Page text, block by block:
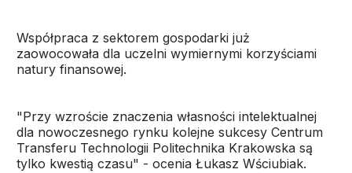
Współpraca z sektorem gospodarki już
zaowocowała dla uczelni wymiernymi korzyściami
natury finansowej.
"Przy wzroście znaczenia własności intelektualnej
dla nowoczesnego rynku kolejne sukcesy Centrum
Transferu Technologii Politechnika Krakowska są
tylko kwestią czasu" - ocenia Łukasz Wściubiak.